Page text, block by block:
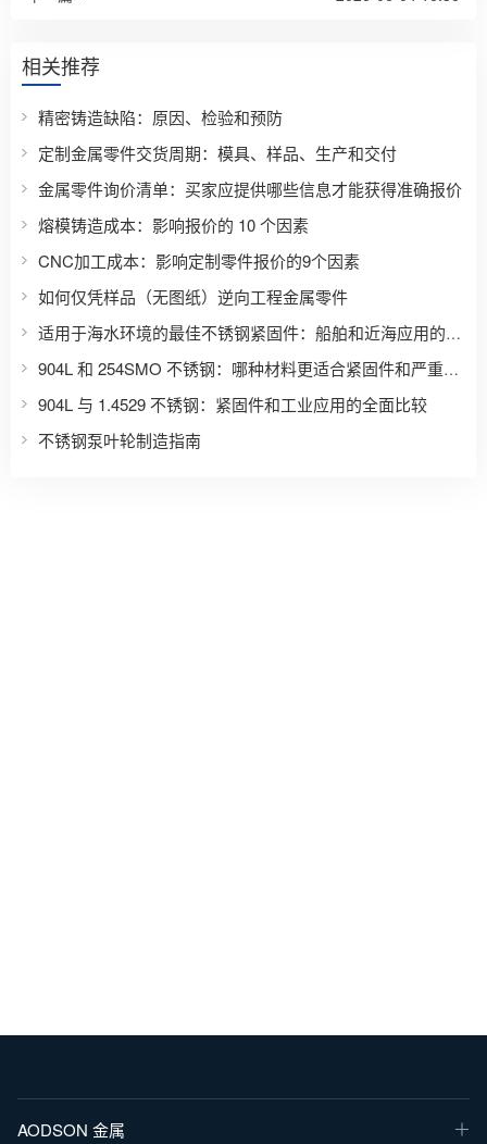
相关推荐
精密铸造缺陷：原因、检验和预防
定制金属零件交货周期：模具、样品、生产和交付
金属零件询价清单：买家应提供哪些信息才能获得准确报价
熔模铸造成本：影响报价的 10 个因素
CNC加工成本：影响定制零件报价的9个因素
如何仅凭样品（无图纸）逆向工程金属零件
适用于海水环境的最佳不锈钢紧固件：船舶和近海应用的完整材料选择指南
904L 和 254SMO 不锈钢：哪种材料更适合紧固件和严重腐蚀应用？
904L 与 1.4529 不锈钢：紧固件和工业应用的全面比较
不锈钢泵叶轮制造指南
AODSON 金属